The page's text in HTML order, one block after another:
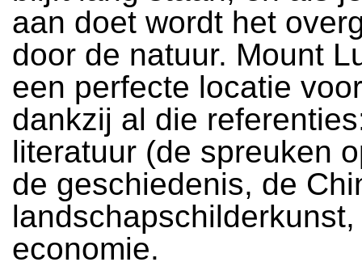
aan doet wordt het
door de natuur. Mount
een perfecte locatie
dankzij al die
literatuur (de spreuken
de geschiedenis, de
economie.